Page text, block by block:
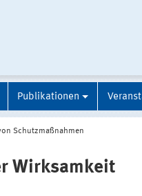
Publikationen
Schutzmaßnahmen
Wirksamkeit